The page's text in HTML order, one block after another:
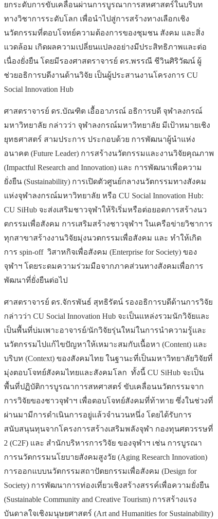
ยกระดับการขับเคลื่อนผ่านการบูรณาการสหศาสตร์ในบริบท
ทางวิชาการระดับโลก เพื่อนำไปสู่การสร้างทางเลือกเชิง
นวัตกรรมที่ตอบโจทย์ความต้องการของชุมชน สังคม และสิ่ง
แวดล้อม เกิดผลความเปลี่ยนแปลงอย่างมีประสิทธิภาพและต่อ
เนื่องยั่งยืน โดยมีรองศาสตราจารย์ ดร.พรรณี ชีวินศิริวัฒน์ ผู้
ช่วยอธิการบดีงานด้านวิจัย เป็นผู้ประสานงานโครงการ CU
Social Innovation Hub
ศาสตราจารย์ ดร.บัณฑิต เอื้ออาภรณ์ อธิการบดี จุฬาลงกรณ์
มหาวิทยาลัย กล่าวว่า จุฬาลงกรณ์มหาวิทยาลัย มีเป้าหมายเชิง
ยุทธศาสตร์ สามประการ ประกอบด้วย การพัฒนาผู้นำแห่ง
อนาคต (Future Leader) การสร้างนวัตกรรมและงานวิจัยคุณภาพ
(Impactful Research and Innovation) และ การพัฒนาเพื่อความ
ยั่งยืน (Sustainability) การเปิดตัวศูนย์กลางนวัตกรรมทางสังคม
แห่งจุฬาลงกรณ์มหาวิทยาลัย หรือ CU Social Innovation Hub:
CU SiHub จะส่งเสริมชาวจุฬาให้ริเริ่มหรือต่อยอดการสร้างนว
ตกรรมเพื่อสังคม การเสริมสร้างชาวจุฬาฯ ในเครือข่ายวิชาการ
ทุกสาขาสร้างงานวิจัยมุ่งนวตกรรมเพื่อสังคม และ ทำให้เกิด
การ spin-off วิสาหกิจเพื่อสังคม (Enterprise for Society) ของ
จุฬาฯ โดยระดมความร่วมมือจากภาคส่วนทางสังคมเพื่อการ
พัฒนาที่ยั่งยืนต่อไป
ศาสตราจารย์ ดร.จักรพันธ์ สุทธิรัตน์ รองอธิการบดีด้านการวิจัย
กล่าวว่า CU Social Innovation Hub จะเป็นแหล่งรวมนักวิจัยและ
เป็นพื้นที่บ่มเพาะอาจารย์/นักวิจัยรุ่นใหม่ในการนำความรู้และ
นวัตกรรมไปแก้ไขปัญหาให้เหมาะสมกับเนื้อหา (Content) และ
บริบท (Context) ของสังคมไทย ในฐานะที่เป็นมหาวิทยาลัยวิจัยที่
มุ่งตอบโจทย์สังคมไทยและสังคมโลก ทั้งนี้ CU SiHub จะเป็น
พื้นที่ปฏิบัติการบูรณาการสหศาสตร์ ขับเคลื่อนนวัตกรรมจาก
การวิจัยของชาวจุฬาฯ เพื่อตอบโจทย์สังคมที่ท้าทาย ซึ่งในช่วงที่
ผ่านมามีการดำเนินการอยู่แล้วจำนวนหนึ่ง โดยได้รับการ
สนับสนุนทุนจากโครงการสร้างเสริมพลังจุฬา กองทุนศตวรรษที่
2 (C2F) และ สำนักบริหารการวิจัย ของจุฬาฯ เช่น การบูรณา
การนวัตกรรมนโยบายสังคมสูงวัย (Aging Research Innovation)
การออกแบบนวัตกรรมสถาปัตยกรรมเพื่อสังคม (Design for
Society) การพัฒนาการท่องเที่ยวเชิงสร้างสรรค์เพื่อความยั่งยืน
(Sustainable Community and Creative Tourism) การสร้างแรง
บันดาลใจเชิงมนุษยศาสตร์ (Art and Humanities for Sustainability)